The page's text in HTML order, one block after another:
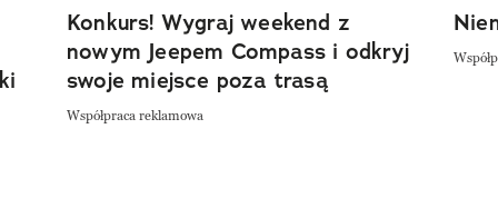
Konkurs! Wygraj weekend z
nowym Jeepem Compass i odkryj
swoje miejsce poza trasą
Współpraca reklamowa